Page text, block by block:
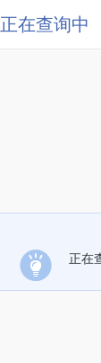
正在查询中
正在